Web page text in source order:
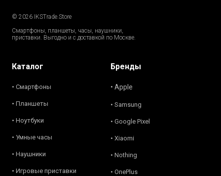
© 2026 IKSTrade.Store
Смартфоны, планшеты, часы, наушники,
приставки. Выгодно и с доставкой по Москве.
Каталог
• Смартфоны
• Планшеты
• Ноутбуки
• Умные часы
• Наушники
• Игровые приставки
Бренды
• Apple
• Samsung
• Google Pixel
• Xiaomi
• Nothing
• OnePlus